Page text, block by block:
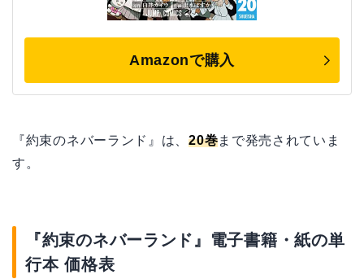
Amazonで購入
『約束のネバーランド』は、20巻まで発売されていま
す。
『約束のネバーランド』電子書籍・紙の単
行本 価格表